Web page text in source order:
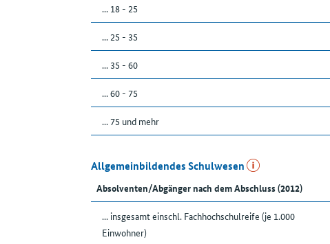
... 18 - 25
... 25 - 35
... 35 - 60
... 60 - 75
... 75 und mehr
Allgemeinbildendes Schulwesen
Absolventen/Abgänger nach dem Abschluss (2012)
... insgesamt einschl. Fachhochschulreife (je 1.000
Einwohner)